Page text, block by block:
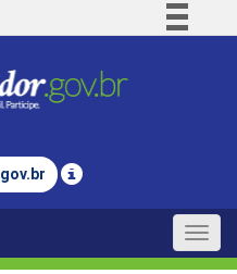
Comunica BR
Legislação
gov.br
Toggle